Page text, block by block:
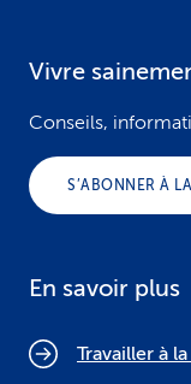
Vivre
Conseils,
S’ABONNER À
En savoir plus
Travailler à la